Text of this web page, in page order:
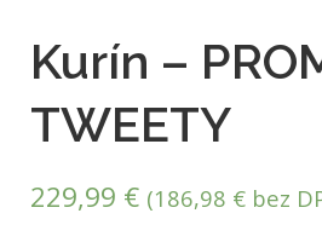
Kurín –
TWEETY
229,99 € (186,98 € bez